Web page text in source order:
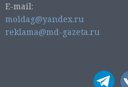
E-mail:
moldag@yandex.ru
reklama@md-gazeta.ru